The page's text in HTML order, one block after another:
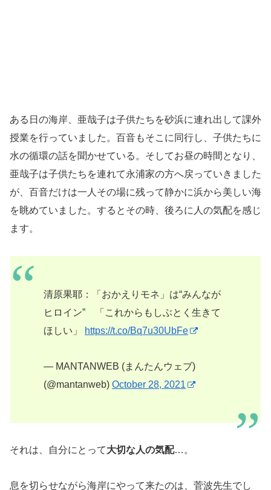
ある日の海岸、亜哉子は子供たちを砂浜に連れ出して課外
授業を行っていました。百音もそこに同行し、子供たちに
水の循環の話を聞かせている。そしてお昼の時間となり、
亜哉子は子供たちを連れて永浦家の方へ戻っていきました
が、百音だけは一人その場に残って静かに浜から美しい海
を眺めていました。するとその時、後ろに人の気配を感じ
ます。
清原果耶：「おかえりモネ」は“みんなが
ヒロイン” 「これからもしぶとく生きて
ほしい」
https://t.co/Bq7u30UbFe
— MANTANWEB (まんたんウェブ)
(@mantanweb) October 28, 2021
それは、自分にとって大切な人の気配…。
息を切らせながら海岸にやって来たのは、菅波先生でし